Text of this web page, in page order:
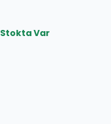
Stokta Var